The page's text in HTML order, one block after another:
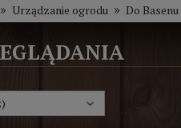
» Urządzanie ogrodu » Do Basenu